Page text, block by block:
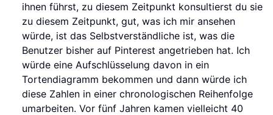
ihnen führst, zu diesem Zeitpunkt konsultierst du sie
zu diesem Zeitpunkt, gut, was ich mir ansehen
würde, ist das Selbstverständliche ist, was die
Benutzer bisher auf Pinterest angetrieben hat. Ich
würde eine Aufschlüsselung davon in ein
Tortendiagramm bekommen und dann würde ich
diese Zahlen in einer chronologischen Reihenfolge
umarbeiten. Vor fünf Jahren kamen vielleicht 40